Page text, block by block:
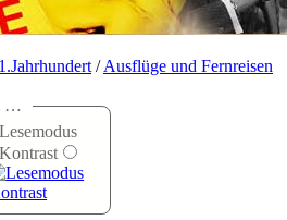
/Ausflüge und Fernreisen
…
Lesemodus
Kontrast